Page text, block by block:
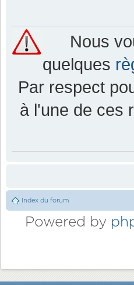
Nous
quelques
Par respect
à l'une de ces
Index du forum
Powered by